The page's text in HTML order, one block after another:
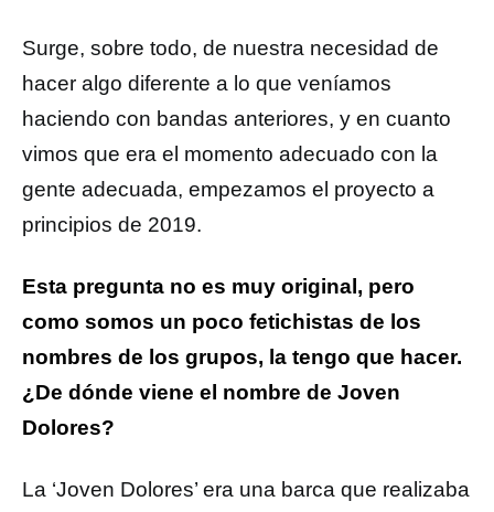
Surge, sobre todo, de nuestra necesidad de
hacer algo diferente a lo que veníamos
haciendo con bandas anteriores, y en cuanto
vimos que era el momento adecuado con la
gente adecuada, empezamos el proyecto a
principios de 2019.
Esta pregunta no es muy original, pero
como somos un poco fetichistas de los
nombres de los grupos, la tengo que hacer.
¿De dónde viene el nombre de Joven
Dolores?
La ‘Joven Dolores’ era una barca que realizaba